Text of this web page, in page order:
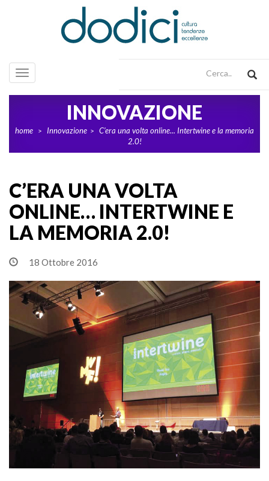
Toggle
navigation
INNOVAZIONE
home > Innovazione > C’era una volta online... Intertwine e la memoria
2.0!
C’ERA UNA VOLTA
ONLINE… INTERTWINE E
LA MEMORIA 2.0!
18 Ottobre 2016